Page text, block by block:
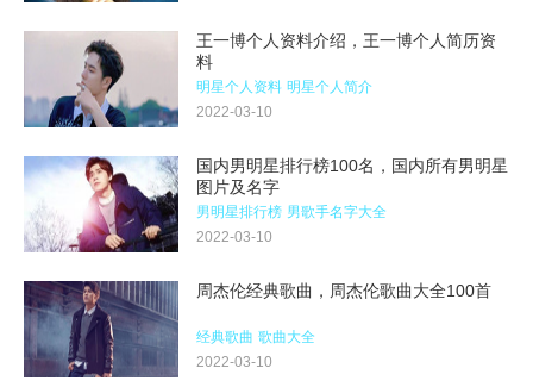
王一博个人资料介绍，王一博个人简历资
料
明星个人资料 明星个人简介
2022-03-10
国内男明星排行榜100名，国内所有男明星
图片及名字
男明星排行榜 男歌手名字大全
2022-03-10
周杰伦经典歌曲，周杰伦歌曲大全100首
经典歌曲 歌曲大全
2022-03-10